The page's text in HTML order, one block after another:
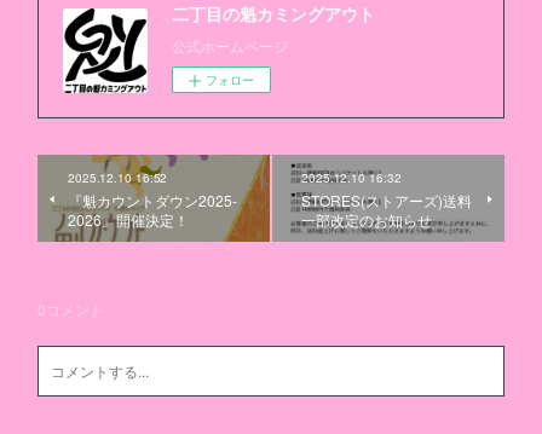
二丁目の魁カミングアウト
公式ホームページ
フォロー
2025.12.10 16:52
『魁カウントダウン2025-
2026』開催決定！
2025.12.10 16:32
STORES(ストアーズ)送料
一部改定のお知らせ
0コメント